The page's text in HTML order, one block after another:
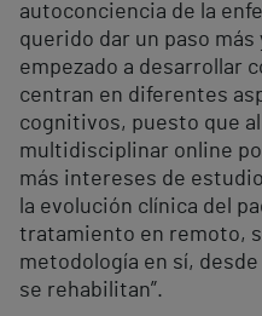
autoconciencia de la
querido dar un paso
empezado a desarrollar
centran en diferentes
cognitivos, puesto que
multidisciplinar online
más intereses de
la evolución clínica del
tratamiento en remoto,
metodología en sí,
se rehabilitan”.